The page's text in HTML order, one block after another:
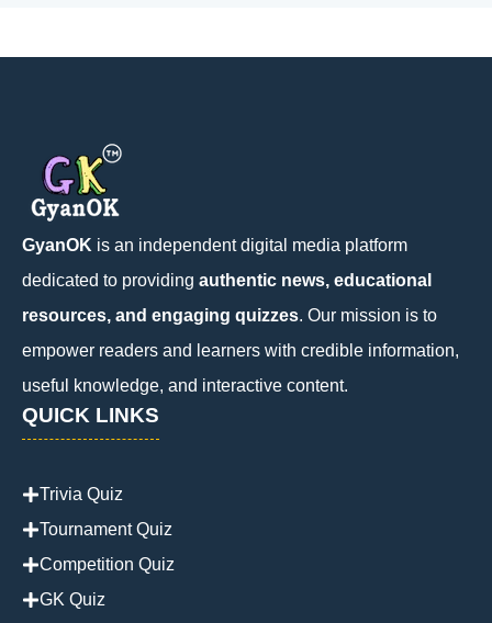
GyanOK is an independent digital media platform
dedicated to providing authentic news, educational
resources, and engaging quizzes. Our mission is to
empower readers and learners with credible information,
useful knowledge, and interactive content.
QUICK LINKS
Trivia Quiz
Tournament Quiz
Competition Quiz
GK Quiz